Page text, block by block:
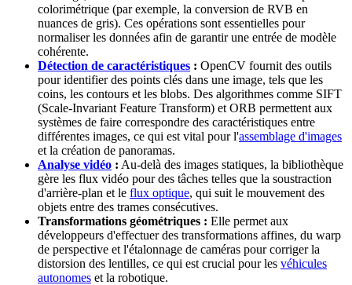
colorimétrique (par exemple, la conversion de RVB en
nuances de gris). Ces opérations sont essentielles pour
normaliser les données afin de garantir une entrée de modèle
cohérente.
Détection de caractéristiques : OpenCV fournit des outils
pour identifier des points clés dans une image, tels que les
coins, les contours et les blobs. Des algorithmes comme SIFT
(Scale-Invariant Feature Transform) et ORB permettent aux
systèmes de faire correspondre des caractéristiques entre
différentes images, ce qui est vital pour l'assemblage d'images
et la création de panoramas.
Analyse vidéo : Au-delà des images statiques, la bibliothèque
gère les flux vidéo pour des tâches telles que la soustraction
d'arrière-plan et le flux optique, qui suit le mouvement des
objets entre des trames consécutives.
Transformations géométriques : Elle permet aux
développeurs d'effectuer des transformations affines, du warp
de perspective et l'étalonnage de caméras pour corriger la
distorsion des lentilles, ce qui est crucial pour les véhicules
autonomes et la robotique.